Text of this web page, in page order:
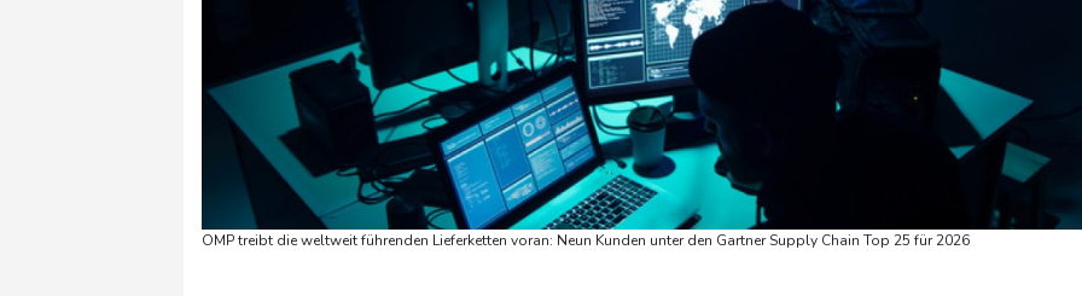
OMP treibt die weltweit führenden Lieferketten voran: Neun Kunden unter den Gartner Supply Chain Top 25 für 2026